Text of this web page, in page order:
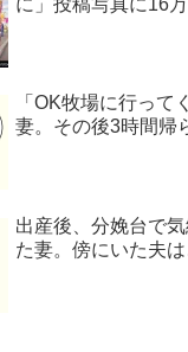
に」投稿写真に16
「OK牧場に行って
妻。その後3時間帰
出産後、分娩台で
た妻。傍にいた夫